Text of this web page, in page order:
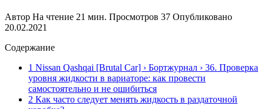
Автор На чтение 21 мин. Просмотров 37 Опубликовано
20.02.2021
Содержание
1 Nissan Qashqai [Brutal Car] › Бортжурнал › 36. Проверка
уровня жидкости в вариаторе: как провести
самостоятельно и не ошибиться
2 Как часто следует менять жидкость в раздаточной